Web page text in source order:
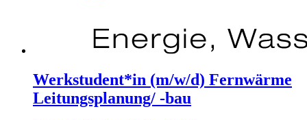
Werkstudent*in (m/w/d) Fernwärme
Leitungsplanung/ -bau